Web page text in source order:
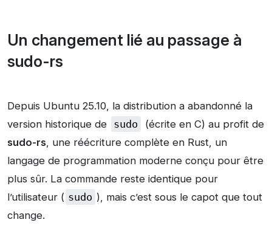
Un changement lié au passage à
sudo-rs
Depuis Ubuntu 25.10, la distribution a abandonné la
version historique de sudo
(écrite en C) au profit de
sudo-rs, une réécriture complète en Rust, un
langage de programmation moderne conçu pour être
plus sûr. La commande reste identique pour
l’utilisateur ( sudo ), mais c’est sous le capot que tout
change.